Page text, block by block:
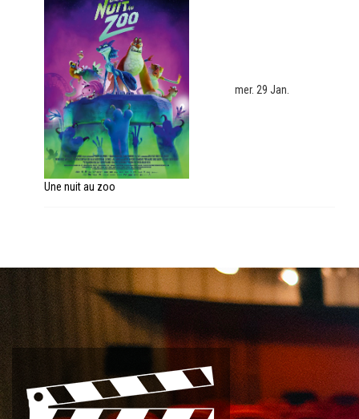
Une nuit au zoo
mer. 29 Jan.